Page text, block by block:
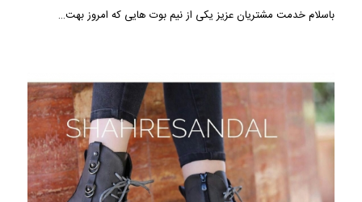
باسلام خدمت مشتریان عزیز یکی از نیم بوت هایی که امروز بهت…